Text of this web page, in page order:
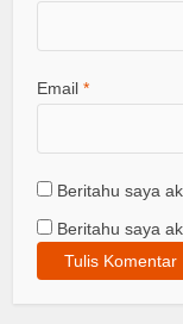
Email*
Beritahu saya
Beritahu saya